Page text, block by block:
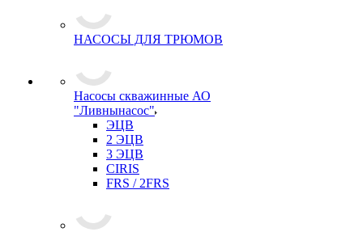
НАСОСЫ ДЛЯ ТРЮМОВ
Насосы скважинные АО
"Ливнынасос"
ЭЦВ
2 ЭЦВ
3 ЭЦВ
CIRIS
FRS / 2FRS